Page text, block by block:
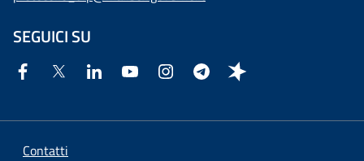
SEGUICI SU
Contatti